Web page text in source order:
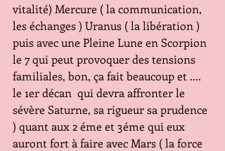
vitalité) Mercure ( la communication,
les échanges ) Uranus ( la libération )
puis avec une Pleine Lune en Scorpion
le 7 qui peut provoquer des tensions
familiales, bon, ça fait beaucoup et ....
le 1er décan  qui devra affronter le
sévère Saturne, sa rigueur sa prudence
) quant aux 2 éme et 3éme qui eux
auront fort à faire avec Mars ( la force